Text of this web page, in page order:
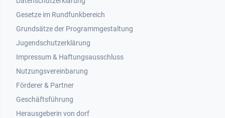
Gesetze im Rundfunkbereich
Grundsätze der Programmgestaltung
Jugendschutzerklärung
Impressum & Haftungsausschluss
Nutzungsvereinbarung
Footer 2
Förderer & Partner
Geschäftsführung
Herausgeberin von dorf